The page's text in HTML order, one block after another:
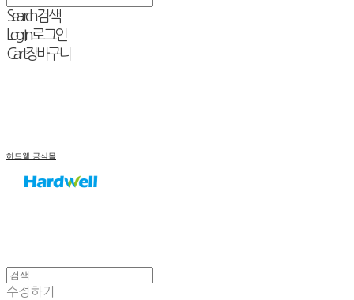
Search검색
Log In로그인
Cart장바구니
하드웰 공식몰
수정하기